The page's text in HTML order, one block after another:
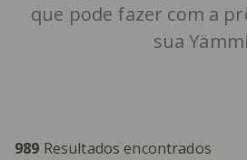
que pode fazer com a
sua
989 Resultados encontrados